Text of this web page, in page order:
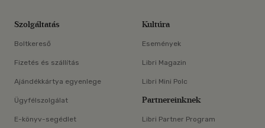
Szolgáltatás
Boltkereső
Fizetés és szállítás
Ajándékkártya egyenlege
Ügyfélszolgálat
E-könyv-segédlet
Kultúra
Események
Libri Magazin
Libri Mini Polc
Partnereinknek
Libri Partner Program